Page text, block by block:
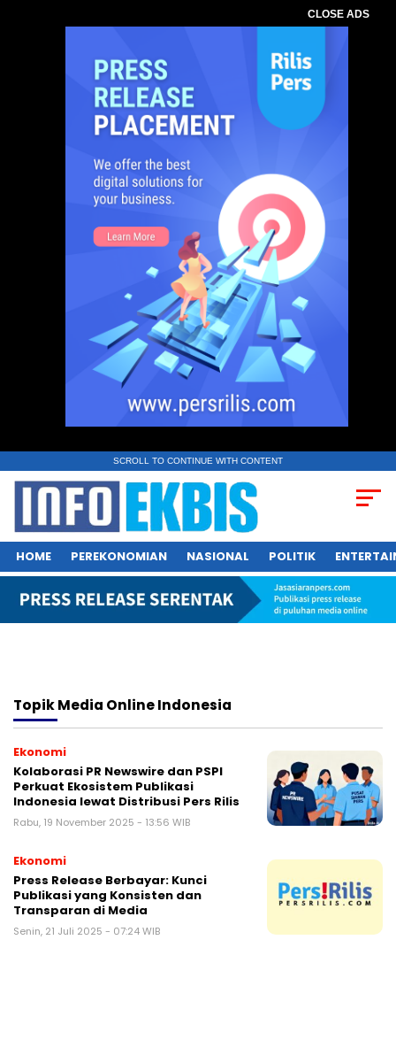
CLOSE ADS
SCROLL TO CONTINUE WITH CONTENT
HOME PEREKONOMIAN NASIONAL POLITIK
TopikMedia Online Indonesia
Ekonomi
Kolaborasi PR Newswire dan PSPI
Perkuat Ekosistem Publikasi
Indonesia lewat Distribusi Pers Rilis
Rabu, 19 November 2025 - 13:56 WIB
Ekonomi
Press Release Berbayar: Kunci
Publikasi yang Konsisten dan
Transparan di Media
Senin, 21 Juli 2025 - 07:24 WIB